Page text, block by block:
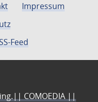
Impressum
Feed
COMOEDIA ||